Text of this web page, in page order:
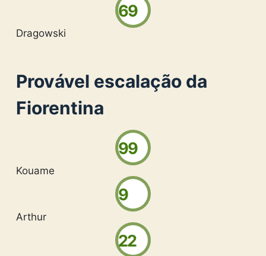
69
Dragowski
Provável escalação da
Fiorentina
99
Kouame
9
Arthur
22